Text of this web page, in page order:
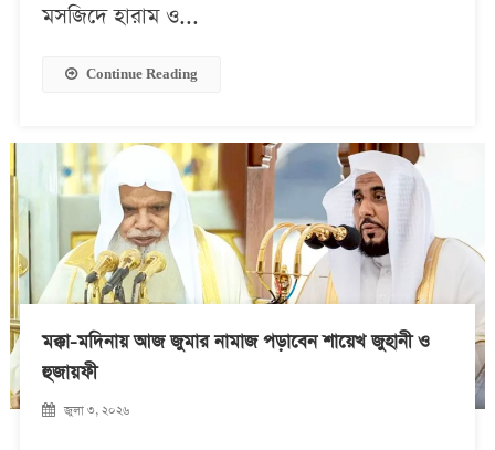
মসজিদে হারাম ও...
Continue Reading
মক্কা-মদিনায় আজ জুমার নামাজ পড়াবেন শায়েখ জুহানী ও
হুজায়ফী
জুলা ৩, ২০২৬